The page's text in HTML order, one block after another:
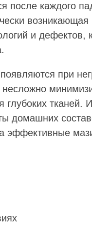
после каждого
возникающая
и дефектов,
при
глубоких тканей.
домашних
эффективные